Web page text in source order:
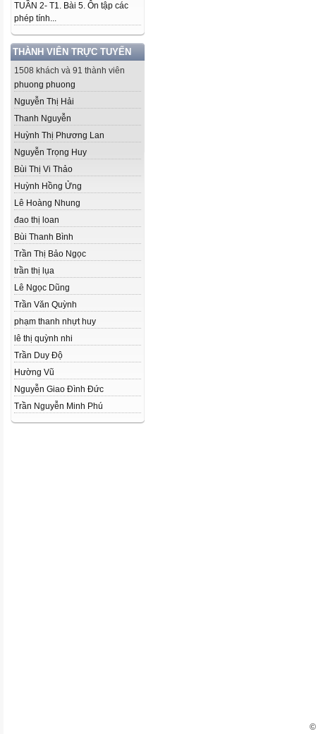
TUẦN 2- T1. Bài 5. Ôn tập các
phép tính...
THÀNH VIÊN TRỰC TUYẾN
1508 khách và 91 thành viên
phuong phuong
Nguyễn Thị Hải
Thanh Nguyễn
Huỳnh Thị Phương Lan
Nguyễn Trọng Huy
Bùi Thị Vi Thảo
Huỳnh Hồng Ửng
Lê Hoàng Nhung
đao thị loan
Bùi Thanh Bình
Trần Thị Bảo Ngọc
trần thị lụa
Lê Ngọc Dũng
Trần Văn Quỳnh
phạm thanh nhựt huy
lê thị quỳnh nhi
Trần Duy Độ
Hường Vũ
Nguyễn Giao Đình Đức
Trần Nguyễn Minh Phú